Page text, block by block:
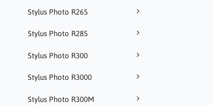
Stylus Photo R265
Stylus Photo R285
Stylus Photo R300
Stylus Photo R3000
Stylus Photo R300M